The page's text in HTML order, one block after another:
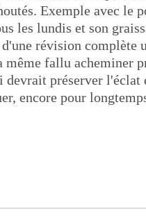
Exemple avec le
les lundis et son
révision complète
fallu acheminer
devrait préserver l'éclat
encore pour